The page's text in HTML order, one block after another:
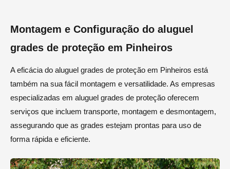
Montagem e Configuração do aluguel
grades de proteção em Pinheiros
A eficácia do aluguel grades de proteção em Pinheiros está
também na sua fácil montagem e versatilidade. As empresas
especializadas em aluguel grades de proteção oferecem
serviços que incluem transporte, montagem e desmontagem,
assegurando que as grades estejam prontas para uso de
forma rápida e eficiente.